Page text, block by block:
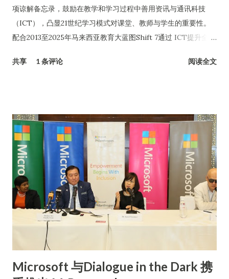
革新产品、服务或优化商业模式以实现转型，而数据和云端均是
重要推动因素。”
项谅解备忘录，鼓励在教学和学习过程中善用资讯与通讯科技
（ICT），凸显21世纪学习模式对课堂、教师与学生的重要性。
配合2013至2025年马来西亚教育大蓝图Shift 7通过 ICT提升全国
训、专业知识和技术，让学生具备在21世纪生活和工作的更有利
的课业和学习里。 Standing, from Left to Right : Nik Ariff
Nik Omar, General Manager, Public Sector Group,
Microsoft Malaysia; YB Tuan P. Kamalanathan A/L P.
Panchanathan, Deputy Minister of Education I; YB Dato’
Seri Mahdzir Bin Khalid, Minister of Education; YB Senator
Datuk Chong Sin Woon, Deputy Minister of Education II;
Tan Sri Dr. Khair Bin Mohamad Yusof, Director General of
Education Malaysia; Signing the MoU are K Raman,
Managing Director, Microsoft Malaysia and Y.Bhg Dato' Sri
Alias Bin Haji Ahmad, Secretary General, Ministry of
Education on 18 Nov, 2016 针对此伙伴关系，教育部部长拿督斯
共享 1 条评论 阅读全文
Microsoft 与Dialogue in the Dark 携